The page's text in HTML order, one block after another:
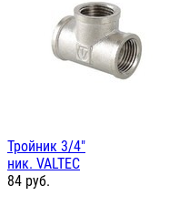
Тройник 3/4"
ник. VALTEC
84 руб.